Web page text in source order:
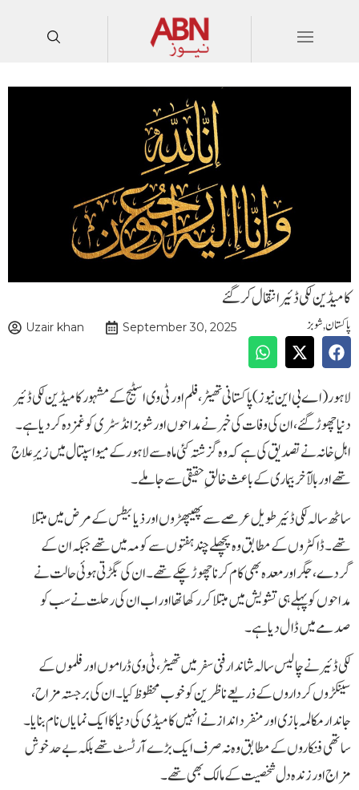
کامیڈین لکی ڈئیر انتقال کر گئے
پاکستان,شوبز Uzair khan September 30, 2025
لاہور ( اے بی این نیوز )پاکستانی تھیٹر، فلم اور ٹی وی اسٹیج کے مشہور کامیڈین لکی ڈئیر
دنیا چھوڑ گئے، ان کی وفات کی خبر نے مداحوں اور شوبز انڈسٹری کو غمزدہ کر دیا ہے۔
اہلِ خانہ نے تصدیق کی ہے کہ وہ گزشتہ کئی ماہ سے لاہور کے میو اسپتال میں زیرِ علاج
تھے اور بالآخر بیماری کے باعث خالقِ حقیقی سے جا ملے۔
ساٹھ سالہ لکی ڈئیر طویل عرصے سے پھیپھڑوں اور ذیابیطس کے مرض میں مبتلا
تھے۔ ڈاکٹروں کے مطابق وہ پچھلے چند ہفتوں سے کومہ میں تھے جبکہ ان کے
گردے، جگر اور معدہ بھی کام کرنا چھوڑ چکے تھے۔ ان کی بگڑتی ہوئی حالت نے
مداحوں کو پہلے ہی تشویش میں مبتلا کر رکھا تھا اور اب ان کی رحلت نے سب کو
صدمے میں ڈال دیا ہے۔
لکی ڈئیر نے چالیس سالہ شاندار فنی سفر میں تھیٹر، ٹی وی ڈراموں اور فلموں کے
سینکڑوں کرداروں کے ذریعے ناظرین کو خوب محظوظ کیا۔ ان کی برجستہ مزاح،
جاندار مکالمہ بازی اور منفرد انداز نے انہیں کامیڈی کی دنیا کا ایک نمایاں نام بنایا۔
ساتھی فنکاروں کے مطابق وہ نہ صرف ایک بڑے آرٹسٹ تھے بلکہ بے حد خوش
مزاج اور زندہ دل شخصیت کے مالک بھی تھے۔